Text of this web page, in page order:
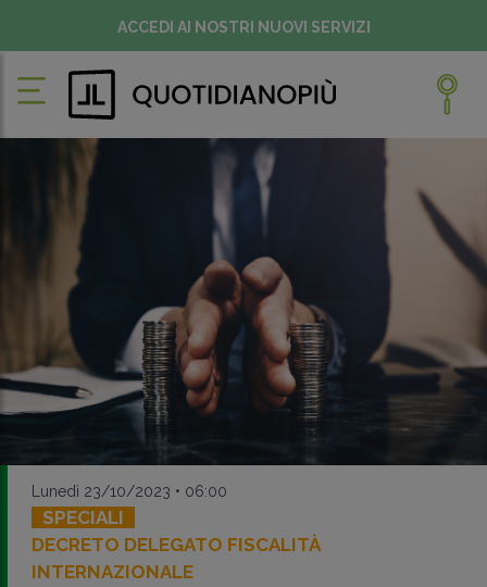
ACCEDI AI NOSTRI NUOVI SERVIZI
Lunedì 23/10/2023 • 06:00
SPECIALI
DECRETO DELEGATO FISCALITÀ
INTERNAZIONALE